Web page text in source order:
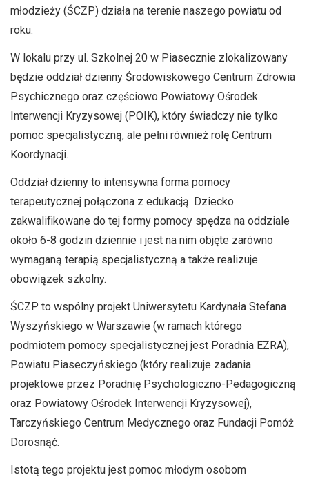
młodzieży (ŚCZP) działa na terenie naszego powiatu od
roku.
W lokalu przy ul. Szkolnej 20 w Piasecznie zlokalizowany
będzie oddział dzienny Środowiskowego Centrum Zdrowia
Psychicznego oraz częściowo Powiatowy Ośrodek
Interwencji Kryzysowej (POIK), który świadczy nie tylko
pomoc specjalistyczną, ale pełni również rolę Centrum
Koordynacji.
Oddział dzienny to intensywna forma pomocy
terapeutycznej połączona z edukacją. Dziecko
zakwalifikowane do tej formy pomocy spędza na oddziale
około 6-8 godzin dziennie i jest na nim objęte zarówno
wymaganą terapią specjalistyczną a także realizuje
obowiązek szkolny.
ŚCZP to wspólny projekt Uniwersytetu Kardynała Stefana
Wyszyńskiego w Warszawie (w ramach którego
podmiotem pomocy specjalistycznej jest Poradnia EZRA),
Powiatu Piaseczyńskiego (który realizuje zadania
projektowe przez Poradnię Psychologiczno-Pedagogiczną
oraz Powiatowy Ośrodek Interwencji Kryzysowej),
Tarczyńskiego Centrum Medycznego oraz Fundacji Pomóż
Dorosnąć.
Istotą tego projektu jest pomoc młodym osobom